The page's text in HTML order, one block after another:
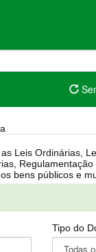
Atas, PPA, LDO, LOA, RREO, Resoluções, RGF, Lei Orgânica, Regimento
Tipo do